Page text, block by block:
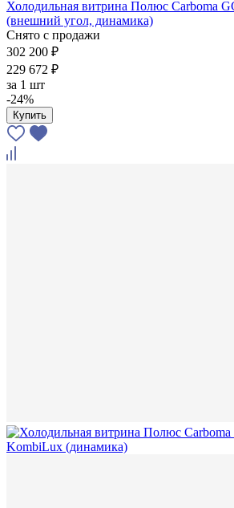
Холодильная витрина Полюс Carboma
(внешний угол, динамика)
Снято с продажи
302 200 ₽
229 672 ₽
за 1 шт
-24%
Купить